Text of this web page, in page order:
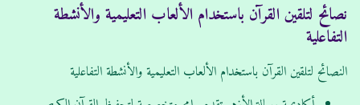
نصائح لتلقين القرآن باستخدام الألعاب التعليمية والأنشطة
التفاعلية
النصائح لتلقين القرآن باستخدام الألعاب التعليمية والأنشطة التفاعلية